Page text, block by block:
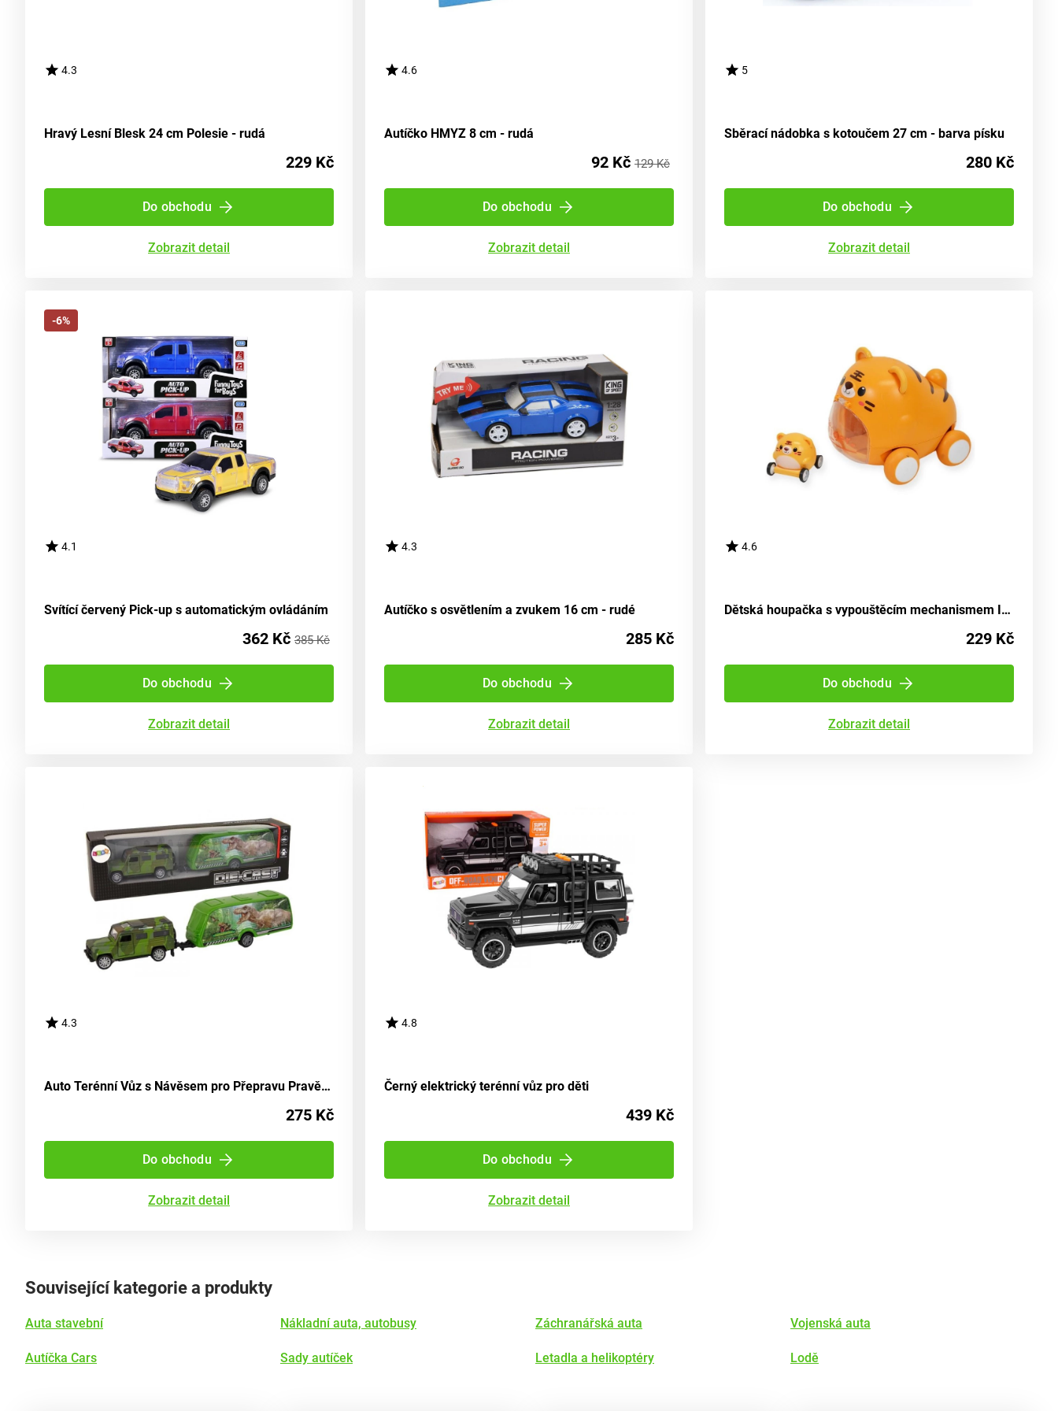
4.3
Hravý Lesní Blesk 24 cm Polesie - rudá
229 Kč
Do obchodu
Zobrazit detail
4.6
Autíčko HMYZ 8 cm - rudá
92 Kč 129 Kč
Do obchodu
Zobrazit detail
5
Sběrací nádobka s kotoučem 27 cm - barva písku
280 Kč
Do obchodu
Zobrazit detail
-6%
4.1
Svítící červený Pick-up s automatickým ovládáním
362 Kč 385 Kč
Do obchodu
Zobrazit detail
4.3
Autíčko s osvětlením a zvukem 16 cm - rudé
285 Kč
Do obchodu
Zobrazit detail
4.6
Dětská houpačka s vypouštěcím mechanismem INSPIROVANÁ MONTESSORI tkaninou
229 Kč
Do obchodu
Zobrazit detail
4.3
Auto Terénní Vůz s Návěsem pro Přepravu Pravěkého Ještěra
275 Kč
Do obchodu
Zobrazit detail
4.8
Černý elektrický terénní vůz pro děti
439 Kč
Do obchodu
Zobrazit detail
Související kategorie a produkty
Auta stavební
Autíčka Cars
Nákladní auta, autobusy
Sady autíček
Záchranářská auta
Letadla a helikoptéry
Vojenská auta
Lodě